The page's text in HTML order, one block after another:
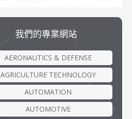
我們的專業網站
AERONAUTICS & DEFENSE
AGRICULTURE TECHNOLOGY
AUTOMATION
AUTOMOTIVE